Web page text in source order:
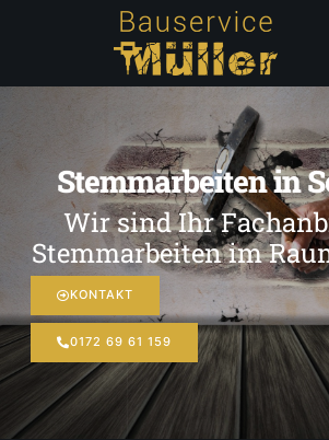
Stemmarbeiten in
Wir sind Ihr
Stemmarbeiten im
KONTAKT
0172 69 61 159